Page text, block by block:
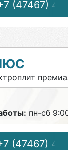
(47467) 4-
пн-сб
(47467) 4-